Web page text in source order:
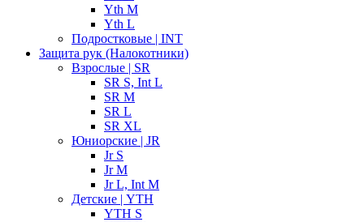
Yth M
Yth L
Подростковые | INT
Защита рук (Налокотники)
Взрослые | SR
SR S, Int L
SR M
SR L
SR XL
Юниорские | JR
Jr S
Jr M
Jr L, Int M
Детские | YTH
YTH S